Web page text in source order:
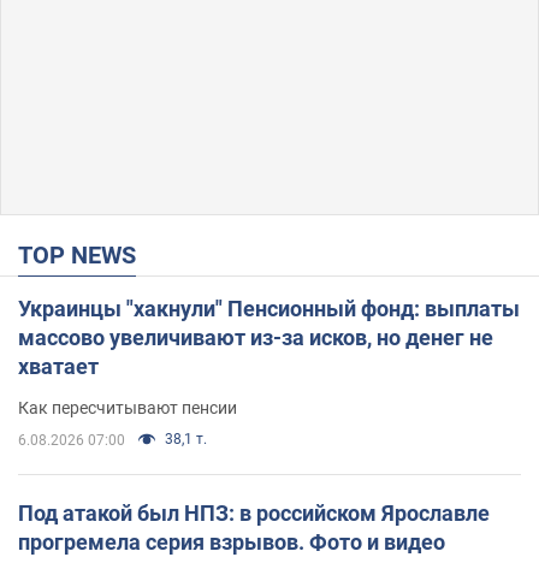
TOP NEWS
Украинцы "хакнули" Пенсионный фонд: выплаты
массово увеличивают из-за исков, но денег не
хватает
Как пересчитывают пенсии
6.08.2026 07:00 38,1 т.
Под атакой был НПЗ: в российском Ярославле
прогремела серия взрывов. Фото и видео